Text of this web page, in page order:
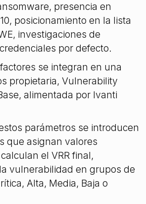
presencia en
posicionamiento en la lista
investigaciones de
por defecto.
se integran en una
propietaria, Vulnerability
alimentada por Ivanti
parámetros se introducen
que asignan valores
el VRR final,
vulnerabilidad en grupos de
Alta, Media, Baja o